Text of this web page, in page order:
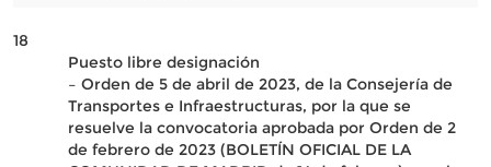
18
Puesto libre designación
– Orden de 5 de abril de 2023, de la Consejería de
Transportes e Infraestructuras, por la que se
resuelve la convocatoria aprobada por Orden de 2
de febrero de 2023 (BOLETÍN OFICIAL DE LA